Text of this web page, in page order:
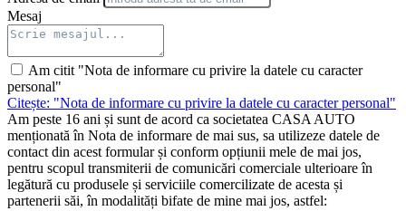
Asistent activ de limitare a vitezei
Pachet parcare cu camera 360°
Asistent activ la parcare cu PARKTRONIC
Camera 360°
DIGITAL LIGHT
DIGITAL LIGHT
Benzi reflectorizante continue in fata
Asistent adaptiv pentru faza lunga Plus
Pachet Base
Preinstalare pentru transfer cheie digitala
Servicii remote Premium
Instalaţie pentru spalarea parbrizului cu lichid incalzit
Cablu de incarcare pentru priza domestica, 5 metri, drept
Mesaj
Am citit "Nota de informare cu privire la datele cu caracter
personal"
Citește: "Nota de informare cu privire la datele cu caracter personal"
Am peste 16 ani și sunt de acord ca societatea CASA AUTO
menționată în Nota de informare de mai sus, sa utilizeze datele de
contact din acest formular și conform opțiunii mele de mai jos,
pentru scopul transmiterii de comunicări comerciale ulterioare în
legătură cu produsele și serviciile comercilizate de acesta și
partenerii săi, în modalități bifate de mine mai jos, astfel: